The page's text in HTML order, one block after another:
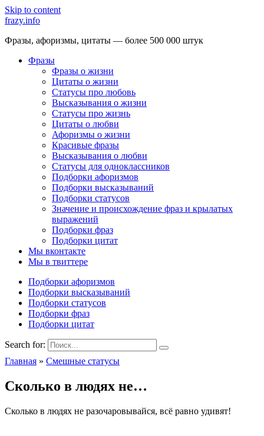
Skip to content
frazy.info
Фразы, афоризмы, цитаты — более 500 000 штук
Фразы
Фразы о жизни
Цитаты о жизни
Статусы про любовь
Высказывания о жизни
Статусы про жизнь
Цитаты о любви
Афоризмы о жизни
Красивые фразы
Высказывания о любви
Статусы для одноклассников
Подборки афоризмов
Подборки высказываний
Подборки статусов
Значение и происхождение фраз и крылатых
выражений
Подборки фраз
Подборки цитат
Мы вконтакте
Мы в твиттере
Подборки афоризмов
Подборки высказываний
Подборки статусов
Подборки фраз
Подборки цитат
Search for:
Главная » Смешные статусы
Сколько в людях не…
Сколько в людях не разочаровывайся, всё равно удивят!